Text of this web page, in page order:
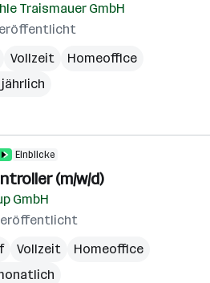
Traismauer GmbH
Vollzeit
Homeoffice
Einblicke
(m/w/d)
GmbH
Vollzeit
Homeoffice